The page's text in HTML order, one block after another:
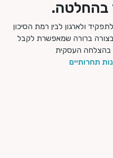
בהחלטה.
ולארגון לבין רמת הסיכון
ברורה שמאפשרת לקבל
העסקית
תחרותיים